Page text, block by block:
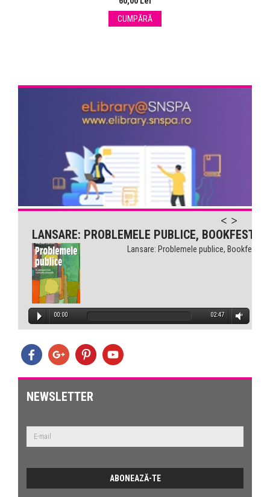
CUMPĂRĂ
LANSARE: PROBLEMELE PUBLICE, BOOKFEST
Lansare: Problemele publice, Bookfest
00:00 02:47
NEWSLETTER